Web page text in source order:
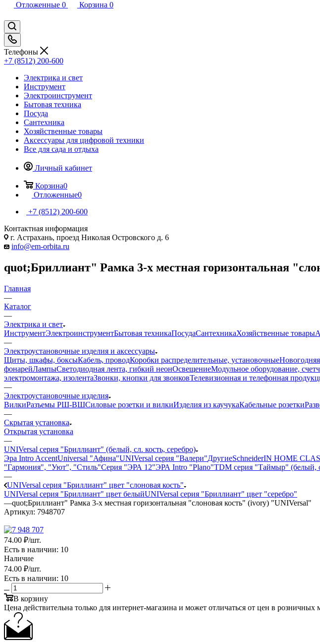
Отложенные 0 Корзина 0
Телефоны
+7 (8512) 200-600
Электрика и свет
Инструмент
Электроинструмент
Бытовая техника
Посуда
Сантехника
Хозяйственные товары
Аксессуары для цифровой техники
Все для сада и отдыха
Личный кабинет
Корзина0
Отложенные0
+7 (8512) 200-600
Контактная информация
г. Астрахань, проезд Николая Островского д. 6
info@em-orbita.ru
quot;Бриллиант" Рамка 3-х местная горизонтальная
Главная
—
Каталог
—
Электрика и свет
ИнструментЭлектроинструментБытовая техникаПосудаСантехникаХозяйственные товары
—
Электроустановочные изделия и аксессуары
Щиты, шкафы, боксыКабель, проводКоробки распределительные, установочные
фонарейЛампыСветодиодная лента, гибкий неонОсвещениеМодульное оборудование,
электромонтажа, изолентаЗвонки, кнопки для звонковТелевизионная и телефонная
—
Электроустановочные изделия
ВилкиРазъемы РШ-ВШСиловые розетки и вилкиИзделия из каучукаКабельные розетки
—
Скрытая установка
Открытая установка
—
UNIVersal серия "Бриллиант" (белый, сл. кость, серебро)
Эра Intro AccentUniversal "Афина"UNIVersal серия "Валери"ДругиеSchneiderIN HOME
"Гармония", "Уют", "Стиль"Серия "ЭРА 12"ЭРА Intro "Plano"TDM серия "Таймыр" (белый,
—
UNIVersal серия "Бриллиант" цвет "слоновая кость"
UNIVersal серия "Бриллиант" цвет белыйUNIVersal серия "Бриллиант" цвет "серебро"
—quot;Бриллиант" Рамка 3-х местная горизонтальная "слоновая кость" (ivory) "UNIVersal"
Артикул: 7948707
74.00 ₽/шт.
Есть в наличии: 10
Наличие
74.00 ₽/шт.
Есть в наличии: 10
В корзину
Цена действительна только для интернет-магазина и может отличаться от цен в розничных